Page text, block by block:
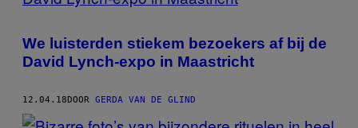
We luisterden stiekem bezoekers af bij de
David Lynch-expo in Maastricht
12.04.18DOOR GERDA VAN DE GLIND